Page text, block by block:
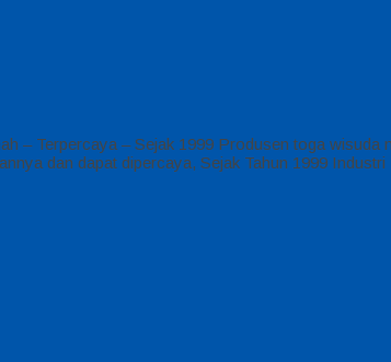
– Terpercaya – Sejak 1999 Produsen toga
dan dapat dipercaya, Sejak Tahun 1999